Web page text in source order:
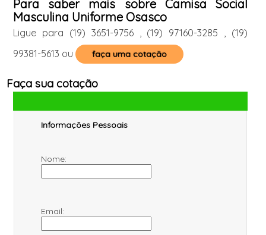
Para saber mais sobre Camisa Social
Masculina Uniforme Osasco
Ligue para (19) 3651-9756 (19) 97160-3285
(19)
99381-5613 ou faça uma cotação
Faça sua cotação
Informações Pessoais
Nome:
Email: